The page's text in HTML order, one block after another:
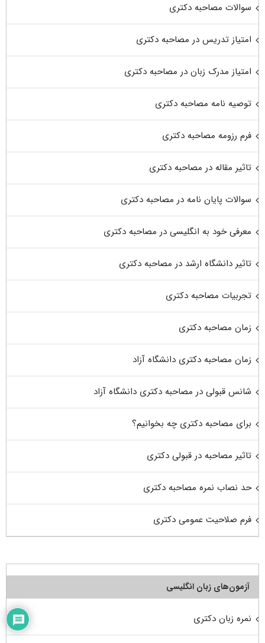
سوالات مصاحبه دکتری
امتیاز تدریس در مصاحبه دکتری
امتیاز مدرک زبان در مصاحبه دکتری
توصیه نامه مصاحبه دکتری
فرم رزومه مصاحبه دکتری
تاثیر مقاله در مصاحبه دکتری
سوالات پایان نامه در مصاحبه دکتری
معرفی خود به انگلیسی در مصاحبه دکتری
تاثیر دانشگاه ارشد در مصاحبه دکتری
تجربیات مصاحبه دکتری
زمان مصاحبه دکتری
زمان مصاحبه دکتری دانشگاه آزاد
شانس قبولی در مصاحبه دکتری دانشگاه آزاد
برای مصاحبه دکتری چه بخوانیم؟
تاثیر مصاحبه در قبولی دکتری
حد نصاب نمره مصاحبه دکتری
فرم صلاحیت عمومی دکتری
آزمون‌های زبان انگلیسی
نمره زبان دکتری